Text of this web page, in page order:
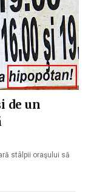
de un
stâlpii oraşului să